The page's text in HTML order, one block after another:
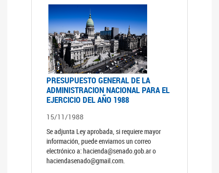
PRESUPUESTO GENERAL DE LA
ADMINISTRACION NACIONAL PARA EL
EJERCICIO DEL AÑO 1988
15/11/1988
Se adjunta Ley aprobada, si requiere mayor
información, puede enviarnos un correo
electrónico a: hacienda@senado.gob.ar o
haciendasenado@gmail.com.